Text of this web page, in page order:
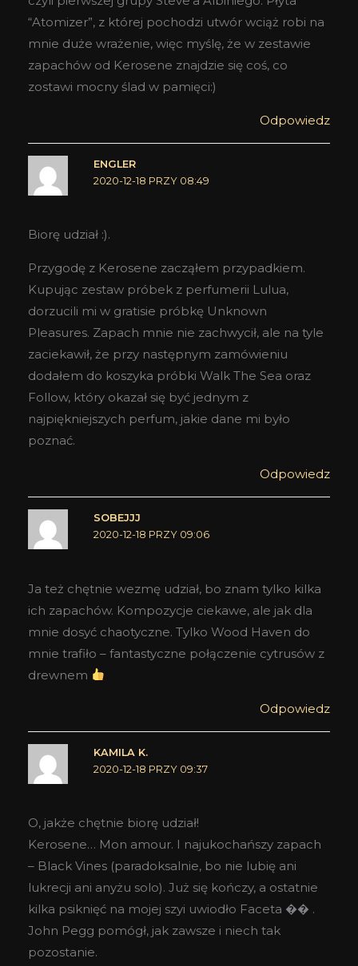
“Atomizer”, z której pochodzi utwór wciąż robi na
mnie duże wrażenie, więc myślę, że w zestawie
zapachów od Kerosene znajdzie się coś, co
zostawi mocny ślad w pamięci:)
Odpowiedz
ENGLER
2020-12-18 PRZY 08:49
Biorę udział :).
Przygodę z Kerosene zacząłem przypadkiem.
Kupując zestaw próbek z perfumerii Lulua,
dorzucili mi w gratisie próbkę Unknown
Pleasures. Zapach mnie nie zachwycił, ale na tyle
zaciekawił, że przy następnym zamówieniu
dodałem do koszyka próbki Walk The Sea oraz
Follow, który okazał się być jednym z
najpiękniejszych perfum, jakie dane mi było
poznać.
Odpowiedz
SOBEJJJ
2020-12-18 PRZY 09:06
Ja też chętnie wezmę udział, bo znam tylko kilka
ich zapachów. Kompozycje ciekawe, ale jak dla
mnie dosyć chaotyczne. Tylko Wood Haven do
mnie trafiło – fantastyczne połączenie cytrusów z
drewnem
Odpowiedz
KAMILA K.
2020-12-18 PRZY 09:37
O, jakże chętnie biorę udział!
Kerosene… Mon amour. I najukochańszy zapach
– Black Vines (paradoksalnie, bo nie lubię ani
lukrecji ani anyżu solo). Już się kończy, a ostatnie
kilka psiknięć na mojej szyi uwiodło Faceta �� .
John Pegg pomógł, jak zawsze i niech tak
pozostanie.